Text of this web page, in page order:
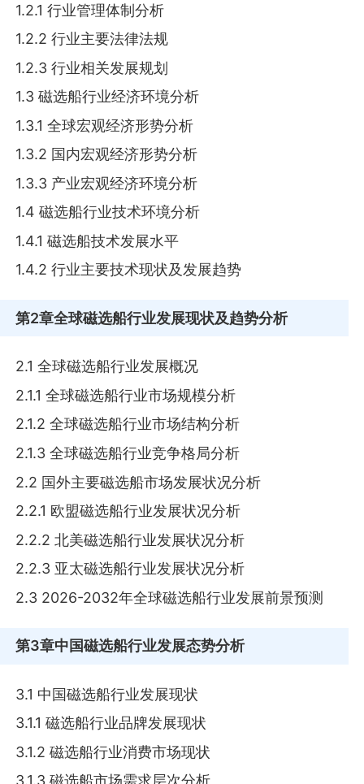
1.2.1 行业管理体制分析
1.2.2 行业主要法律法规
1.2.3 行业相关发展规划
1.3 磁选船行业经济环境分析
1.3.1 全球宏观经济形势分析
1.3.2 国内宏观经济形势分析
1.3.3 产业宏观经济环境分析
1.4 磁选船行业技术环境分析
1.4.1 磁选船技术发展水平
1.4.2 行业主要技术现状及发展趋势
第2章全球磁选船行业发展现状及趋势分析
2.1 全球磁选船行业发展概况
2.1.1 全球磁选船行业市场规模分析
2.1.2 全球磁选船行业市场结构分析
2.1.3 全球磁选船行业竞争格局分析
2.2 国外主要磁选船市场发展状况分析
2.2.1 欧盟磁选船行业发展状况分析
2.2.2 北美磁选船行业发展状况分析
2.2.3 亚太磁选船行业发展状况分析
2.3 2026-2032年全球磁选船行业发展前景预测
第3章中国磁选船行业发展态势分析
3.1 中国磁选船行业发展现状
3.1.1 磁选船行业品牌发展现状
3.1.2 磁选船行业消费市场现状
3.1.3 磁选船市场需求层次分析